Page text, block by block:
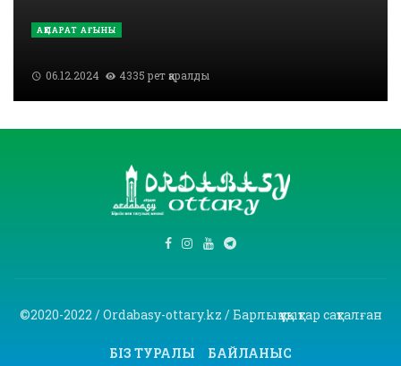
АҚПАРАТ АҒЫНЫ
06.12.2024 4335 рет қаралды
©2020-2022 / Ordabasy-ottary.kz / Барлық құқықтар сақталған
БІЗ ТУРАЛЫ БАЙЛАНЫС